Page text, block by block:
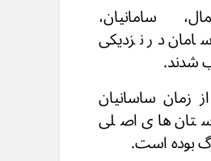
سامانیان،
در نزدیکی
شدند.
زمان ساسانیان
های اصلی
بوده است.